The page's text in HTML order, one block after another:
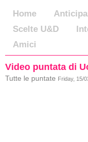
Home
Scelte U&D
Amici
Video puntata di
Tutte le puntate Friday, 15/